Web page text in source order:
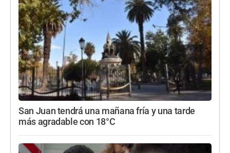
San Juan tendrá una mañana fría y una tarde
más agradable con 18°C